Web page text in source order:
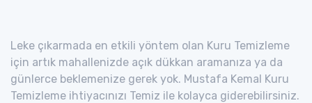
Leke çıkarmada en etkili yöntem olan Kuru Temizleme
için artık mahallenizde açık dükkan aramanıza ya da
günlerce beklemenize gerek yok. Mustafa Kemal Kuru
Temizleme ihtiyacınızı Temiz ile kolayca giderebilirsiniz.